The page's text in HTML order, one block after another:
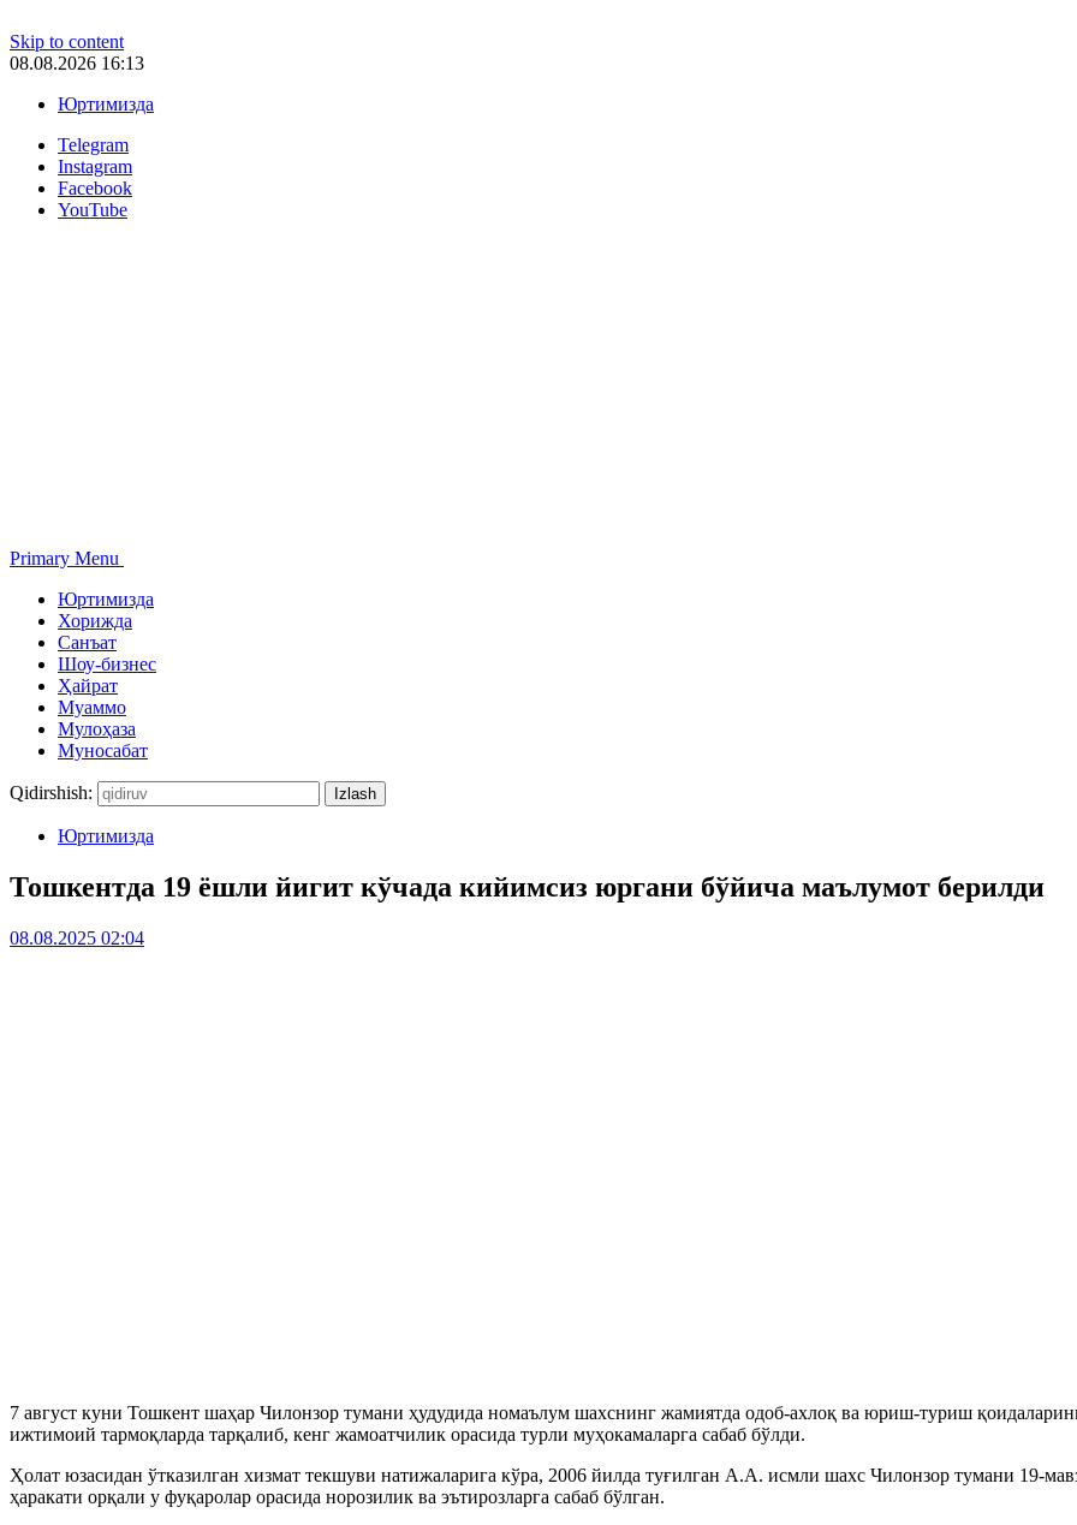
Skip to content
08.08.2026 16:13
Юртимизда
Telegram
Instagram
Facebook
YouTube
Primary Menu
Юртимизда
Хорижда
Санъат
Шоу-бизнес
Ҳайрат
Муаммо
Мулоҳаза
Муносабат
Qidirshish:
Юртимизда
Тошкентда 19 ёшли йигит кўчада кийимсиз юргани бўйича маълумот берилди
08.08.2025 02:04
7 август куни Тошкент шаҳар Чилонзор тумани ҳудудида номаълум шахснинг жамиятда одоб-ахлоқ ва юриш-туриш
ижтимоий тармоқларда тарқалиб, кенг жамоатчилик орасида турли муҳокамаларга сабаб бўлди.
Ҳолат юзасидан ўтказилган хизмат текшуви натижаларига кўра, 2006 йилда туғилган А.А. исмли шахс Чилонзор тумани 19-
ҳаракати орқали у фуқаролар орасида норозилик ва эътирозларга сабаб бўлган.